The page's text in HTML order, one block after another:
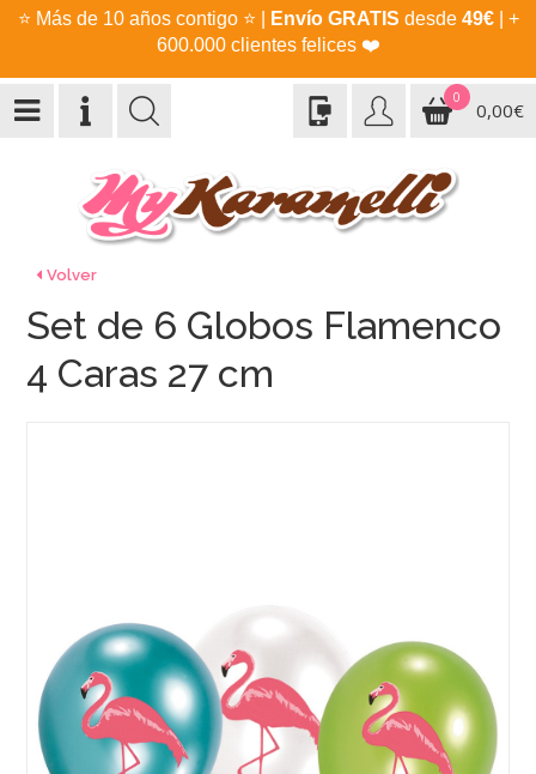
⭐ Más de 10 años contigo ⭐ Envío GRATIS desde 49€| +
600.000 clientes felices ❤️
0
0,00€
Volver
Set de 6 Globos Flamenco
4 Caras 27 cm